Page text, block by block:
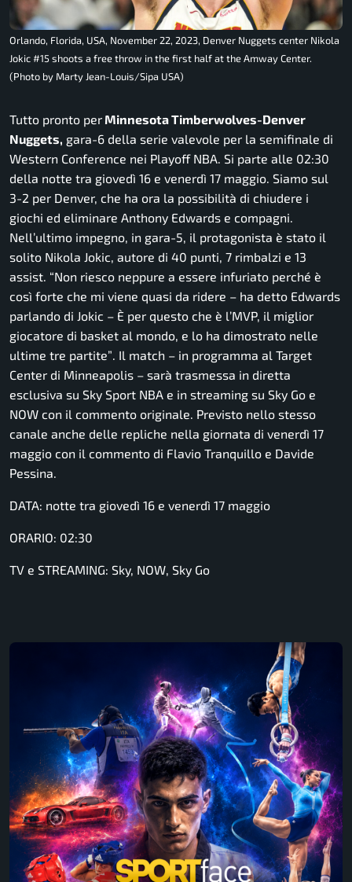
Orlando, Florida, USA, November 22, 2023, Denver Nuggets center Nikola
Jokic #15 shoots a free throw in the first half at the Amway Center.
(Photo by Marty Jean-Louis/Sipa USA)
Tutto pronto per Minnesota Timberwolves-Denver
Nuggets, gara-6 della serie valevole per la semifinale di
Western Conference nei Playoff NBA. Si parte alle 02:30
della notte tra giovedì 16 e venerdì 17 maggio. Siamo sul
3-2 per Denver, che ha ora la possibilità di chiudere i
giochi ed eliminare Anthony Edwards e compagni.
Nell’ultimo impegno, in gara-5, il protagonista è stato il
solito Nikola Jokic, autore di 40 punti, 7 rimbalzi e 13
assist. “Non riesco neppure a essere infuriato perché è
così forte che mi viene quasi da ridere – ha detto Edwards
parlando di Jokic – È per questo che è l’MVP, il miglior
giocatore di basket al mondo, e lo ha dimostrato nelle
ultime tre partite”. Il match – in programma al Target
Center di Minneapolis – sarà trasmessa in diretta
esclusiva su Sky Sport NBA e in streaming su Sky Go e
NOW con il commento originale. Previsto nello stesso
canale anche delle repliche nella giornata di venerdì 17
maggio con il commento di Flavio Tranquillo e Davide
Pessina.
DATA: notte tra giovedì 16 e venerdì 17 maggio
ORARIO: 02:30
TV e STREAMING: Sky, NOW, Sky Go